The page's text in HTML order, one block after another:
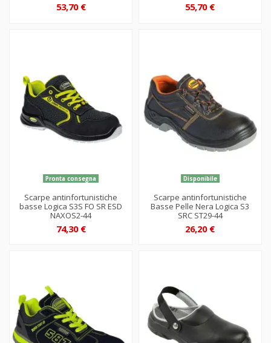
53,70 € 55,70 €
Pronta consegna
Scarpe antinfortunistiche
basse Logica S3S FO SR ESD
NAXOS2-44
74,30 €
Disponibile
Scarpe antinfortunistiche
Basse Pelle Nera Logica S3
SRC ST29-44
26,20 €